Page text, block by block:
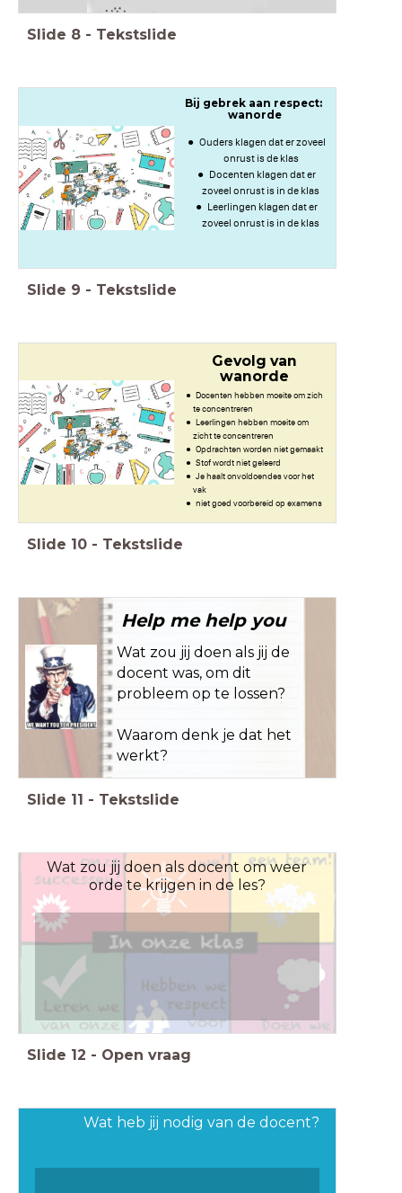
Slide 8 - Tekstslide
Bij gebrek aan respect:
wanorde
Ouders klagen dat er zoveel
onrust is de klas
Docenten klagen dat er
zoveel onrust is in de klas
Leerlingen klagen dat er
zoveel onrust is in de klas
Slide 9 - Tekstslide
Gevolg van
wanorde
Docenten hebben moeite om zich
te concentreren
Leerlingen hebben moeite om
zicht te concentreren
Opdrachten worden niet gemaakt
Stof wordt niet geleerd
Je haalt onvoldoendes voor het
vak
niet goed voorbereid op examens
Slide 10 - Tekstslide
Help me help you
Wat zou jij doen als jij de
docent was, om dit
probleem op te lossen?
Waarom denk je dat het
werkt?
Slide 11 - Tekstslide
Wat zou jij doen als docent om weer
orde te krijgen in de les?
Slide 12 - Open vraag
Wat heb jij nodig van de docent?